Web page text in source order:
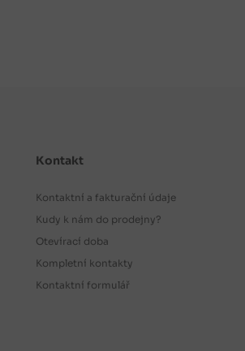
Kontakt
Kontaktní a fakturační údaje
Kudy k nám do prodejny?
Otevírací doba
Kompletní kontakty
Kontaktní formulář